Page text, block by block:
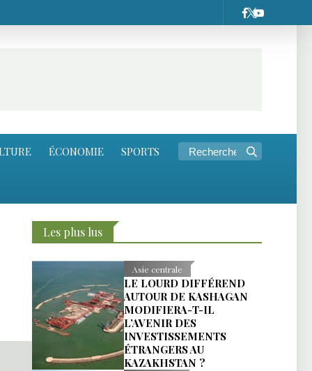
ÉCONOMIE SPORTS
Les plus lus
Asie centrale
LE LOURD DIFFÉREND
AUTOUR DE KASHAGAN
MODIFIERA-T-IL
L’AVENIR DES
INVESTISSEMENTS
ÉTRANGERS AU
KAZAKHSTAN ?